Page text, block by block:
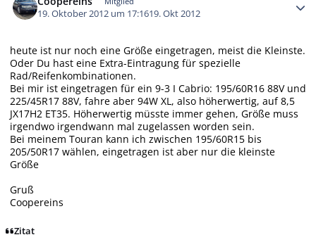
19. Oktober 2012 um 17:1619. Okt 2012
heute ist nur noch eine Größe eingetragen, meist die Kleinste.
Oder Du hast eine Extra-Eintragung für spezielle
Rad/Reifenkombinationen.
Bei mir ist eingetragen für ein 9-3 I Cabrio: 195/60R16 88V und
225/45R17 88V, fahre aber 94W XL, also höherwertig, auf 8,5
JX17H2 ET35. Höherwertig müsste immer gehen, Größe muss
irgendwo irgendwann mal zugelassen worden sein.
Bei meinem Touran kann ich zwischen 195/60R15 bis
205/50R17 wählen, eingetragen ist aber nur die kleinste
Größe
Gruß
Coopereins
Zitat